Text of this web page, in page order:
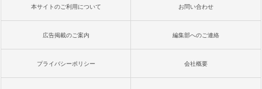
本サイトのご利用について お問い合わせ
広告掲載のご案内 編集部へのご連絡
プライバシーポリシー 会社概要